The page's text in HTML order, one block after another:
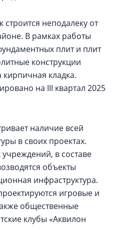
строится неподалеку от
В рамках работы
плит и плит
конструкции
кладка.
на III квартал 2025
наличие всей
в своих проектах.
в составе
объекты
инфраструктура.
игровые и
общественные
клубы «Аквилон